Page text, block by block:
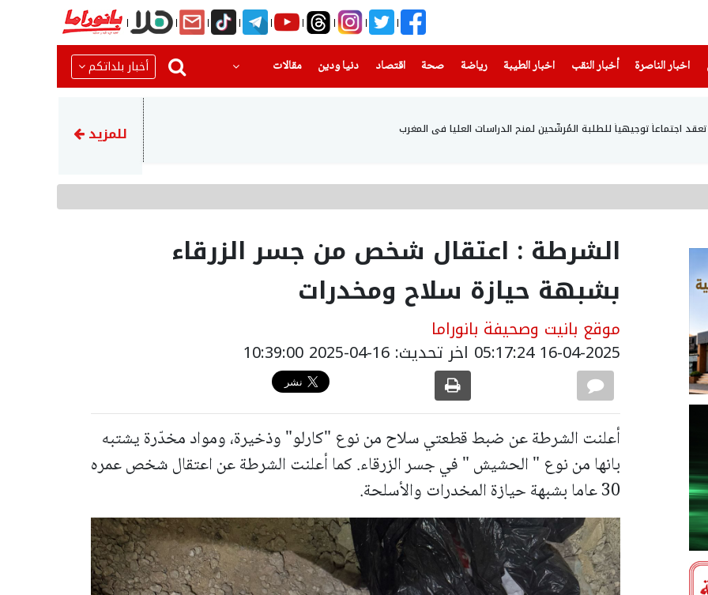
اخبار الناصرة
(current) أخبار النقب اخبار الطيبة(current) رياضة
(current) صحة(current) اقتصاد دنيا ودين
(current) مقالات أخبار بلداتكم
اجتماعاً توجيهياً للطلبة المُرشَّحين لمنح الدراسات العليا في المغرب مركز مساواة يطالب مراقب
للمزيد
الشرطة : اعتقال شخص من جسر الزرقاء
بشبهة حيازة سلاح ومخدرات
موقع بانيت وصحيفة بانوراما
16-04-2025 05:17:24 اخر تحديث: 16-04-2025 10:39:00
أعلنت الشرطة عن ضبط قطعتي سلاح من نوع "كارلو" وذخيرة، ومواد مخدّرة يشتبه
بانها من نوع " الحشيش " في جسر الزرقاء. كما أعلنت الشرطة عن اعتقال شخص عمره
30 عاما بشبهة حيازة المخدرات والأسلحة.